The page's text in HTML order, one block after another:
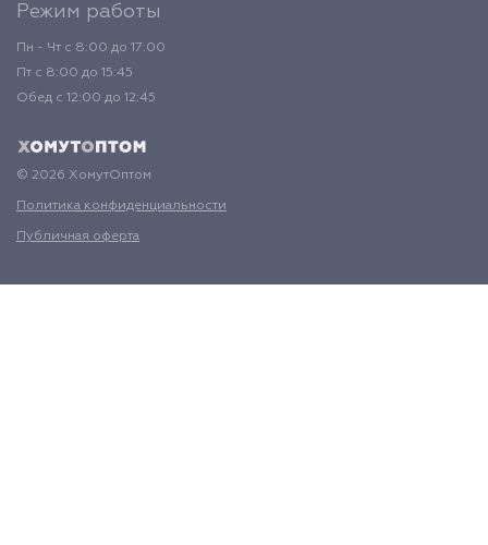
Режим работы
Пн - Чт с 8:00 до 17:00
Пт с 8:00 до 15:45
Обед с 12:00 до 12:45
© 2026 ХомутОптом
Политика конфиденциальности
Публичная оферта